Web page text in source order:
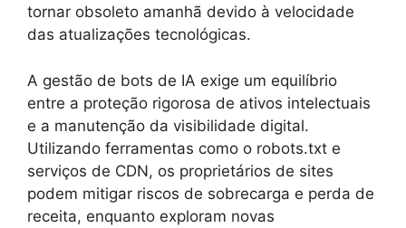
tornar obsoleto amanhã devido à velocidade
das atualizações tecnológicas.
A gestão de bots de IA exige um equilíbrio
entre a proteção rigorosa de ativos intelectuais
e a manutenção da visibilidade digital.
Utilizando ferramentas como o robots.txt e
serviços de CDN, os proprietários de sites
podem mitigar riscos de sobrecarga e perda de
receita, enquanto exploram novas